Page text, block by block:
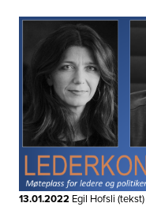
13.01.2022 Egil Hofsli (tekst)